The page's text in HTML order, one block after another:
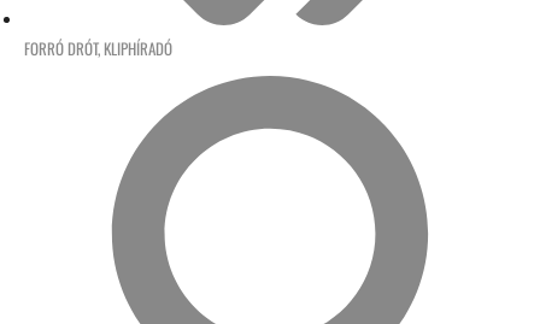
FORRÓ DRÓT, KLIPHÍRADÓ